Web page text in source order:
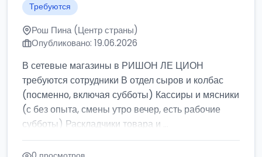
Требуются
Рош Пина (Центр страны)
Опубликовано: 19.06.2026
В сетевые магазины в РИШОН ЛЕ ЦИОН
требуются сотрудники В отдел сыров и колбас
(посменно, включая субботы) Кассиры и мясники
(с без опыта, смены утро вечер, есть рабочие
субботы) Раскладчики товара и ...